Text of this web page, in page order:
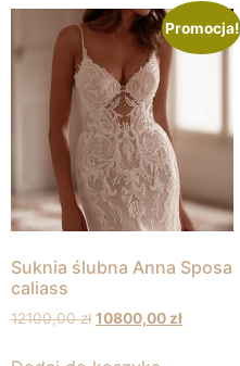
Promocja!
Suknia ślubna Anna Sposa
caliass
12100,00zł 10800,00zł